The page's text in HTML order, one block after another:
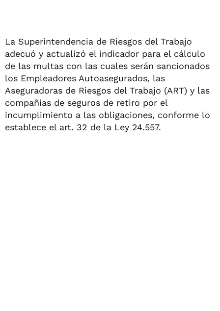
La Superintendencia de Riesgos del Trabajo
adecuó y actualizó el indicador para el cálculo
de las multas con las cuales serán sancionados
los Empleadores Autoasegurados, las
Aseguradoras de Riesgos del Trabajo (ART) y las
compañías de seguros de retiro por el
incumplimiento a las obligaciones, conforme lo
establece el art. 32 de la Ley 24.557.